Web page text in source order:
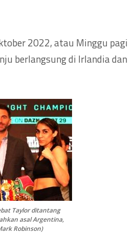
2022, atau Minggu pagi
berlangsung di Irlandia dan
Taylor ditantang
asal Argentina,
Robinson)